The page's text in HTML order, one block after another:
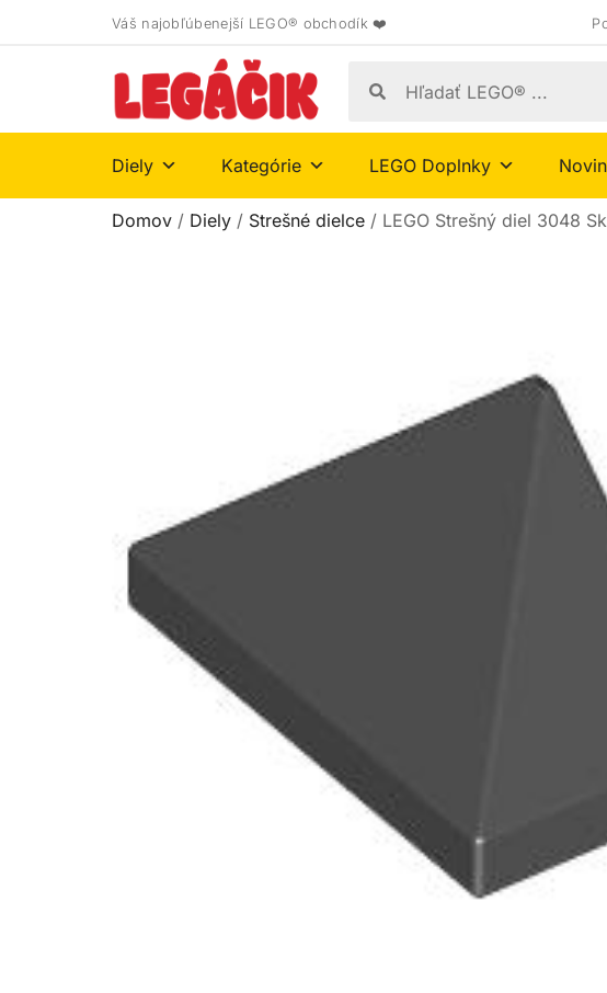
Váš najobľúbenejší LEGO® obchodík ❤️
Diely Kategórie LEGO Doplnky
Domov / Diely / Strešné dielce / LEGO Strešný diel 3048